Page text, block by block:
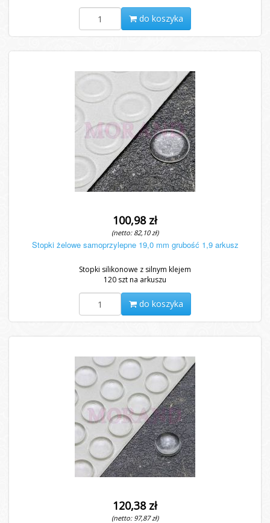
do koszyka
100,98 zł
(netto: 82,10 zł)
Stopki żelowe samoprzylepne 19,0 mm grubość 1,9 arkusz
Stopki silikonowe z silnym klejem
120 szt na arkuszu
do koszyka
120,38 zł
(netto: 97,87 zł)